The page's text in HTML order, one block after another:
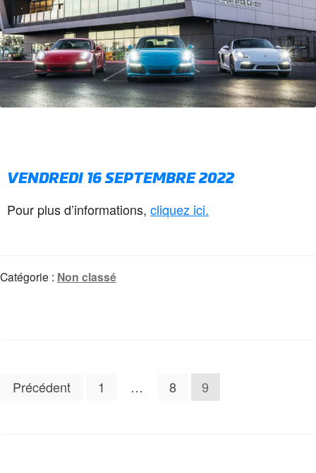
VENDREDI 16 SEPTEMBRE 2022
Pour plus d’informations, cliquez ici.
Catégorie : Non classé
Précédent 1 … 8 9